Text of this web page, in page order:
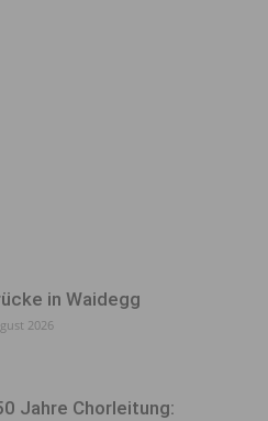
in Waidegg
2026
Jahre Chorleitung: